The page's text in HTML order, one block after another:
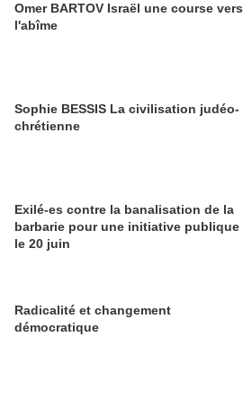
Omer BARTOV Israël une course vers
l'abîme
Sophie BESSIS La civilisation judéo-
chrétienne
Exilé-es contre la banalisation de la
barbarie pour une initiative publique
le 20 juin
Radicalité et changement
démocratique